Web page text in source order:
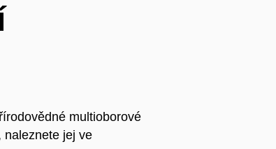
multioborové
naleznete jej ve